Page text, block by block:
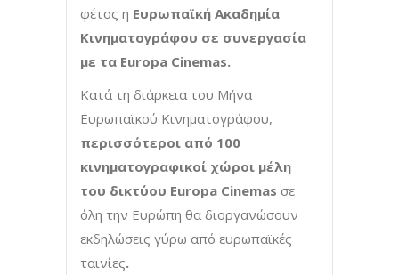
φέτος η Ευρωπαϊκή Ακαδημία
Κινηματογράφου σε συνεργασία
με τα Europa Cinemas.
Κατά τη διάρκεια του Μήνα
Ευρωπαϊκού Κινηματογράφου,
περισσότεροι από 100
κινηματογραφικοί χώροι μέλη
του δικτύου Europa Cinemas σε
όλη την Ευρώπη θα διοργανώσουν
εκδηλώσεις γύρω από ευρωπαϊκές
ταινίες.